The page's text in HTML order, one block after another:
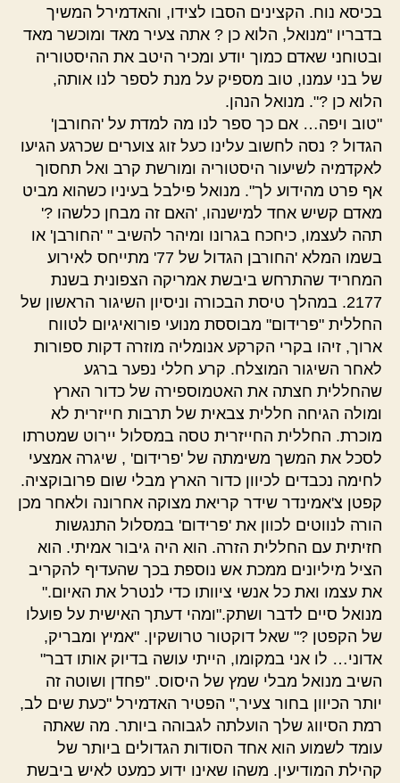
בכיסא נוח. הקצינים הסבו לצידו, והאדמירל המשיך
בדבריו "מנואל, הלוא כן ? אתה צעיר מאד ומוכשר מאד
ובטוחני שאדם כמוך יודע ומכיר היטב את ההיסטוריה
של בני עמנו, טוב מספיק על מנת לספר לנו אותה,
הלוא כן ?". מנואל הנהן.
"טוב ויפה… אם כך ספר לנו מה למדת על 'החורבן'
הגדול ? נסה לחשוב עלינו כעל זוג צוערים שכרגע הגיעו
לאקדמיה לשיעור היסטוריה ומורשת קרב ואל תחסוך
אף פרט מהידוע לך". מנואל פילבל בעיניו כשהוא מביט
מאדם קשיש אחד למישנהו, 'האם זה מבחן כלשהו ?'
תהה לעצמו, כיחכח בגרונו ומיהר להשיב " 'החורבן' או
בשמו המלא 'החורבן הגדול של 77' מתייחס לאירוע
המחריד שהתרחש ביבשת אמריקה הצפונית בשנת
2177. במהלך טיסת הבכורה וניסיון השיגור הראשון של
החללית "פרידום" מבוססת מנועי פורואיגיום לטווח
ארוך, זיהו בקרי הקרקע אנומליה מוזרה דקות ספורות
לאחר השיגור המוצלח. קרע חללי נפער ברגע
שהחללית חצתה את האטמוספירה של כדור הארץ
ומולה הגיחה חללית צבאית של תרבות חייזרית לא
מוכרת. החללית החייזרית טסה במסלול יירוט שמטרתו
לסכל את המשך משימתה של 'פרידום' , שיגרה אמצעי
לחימה נכבדים לכיוון כדור הארץ מבלי שום פרובוקציה.
קפטן צ'אמינדר שידר קריאת מצוקה אחרונה ולאחר מכן
הורה לנווטים לכוון את 'פרידום' במסלול התנגשות
חזיתית עם החללית הזרה. הוא היה גיבור אמיתי. הוא
הציל מיליונים ממכת אש נוספת בכך שהעדיף להקריב
את עצמו ואת כל אנשי ציוותו כדי לנטרל את האיום."
מנואל סיים לדבר ושתק."ומהי דעתך האישית על פועלו
של הקפטן ?" שאל דוקטור טרושקין. "אמיץ ומבריק,
אדוני… לו אני במקומו, הייתי עושה בדיוק אותו דבר"
השיב מנואל מבלי שמץ של היסוס. "פחדן ושוטה זה
יותר הכיוון בחור צעיר," הפטיר האדמירל "כעת שים לב,
רמת הסיווג שלך הועלתה לגבוהה ביותר. מה שאתה
עומד לשמוע הוא אחד הסודות הגדולים ביותר של
קהילת המודיעין. משהו שאינו ידוע כמעט לאיש ביבשת